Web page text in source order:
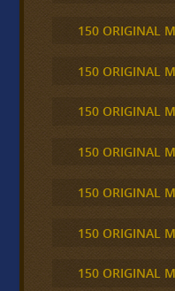
150 ORIGINAL
150 ORIGINAL
150 ORIGINAL
150 ORIGINAL
150 ORIGINAL
150 ORIGINAL
150 ORIGINAL